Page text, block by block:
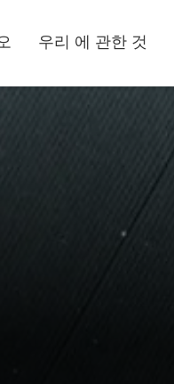
우리 에 관한 것